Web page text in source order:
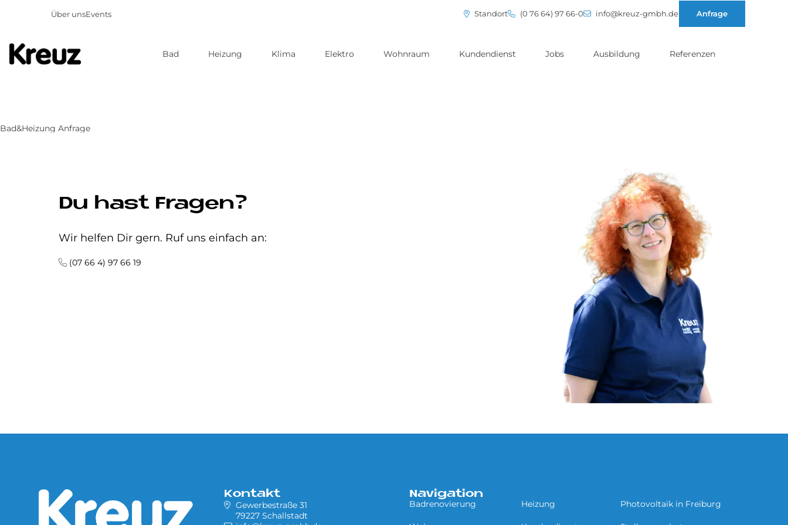
Über unsEvents Standort (0 76 64) 97 66-0 info@kreuz-gmbh.de Anfrage
Bad Heizung Klima Elektro Wohnraum Kundendienst Jobs Ausbildung Referenzen
Bad&Heizung Anfrage
Du hast Fragen?
Wir helfen Dir gern. Ruf uns einfach an:
(07 66 4) 97 66 19
Kontakt
Gewerbestraße 31
79227 Schallstadt
Navigation
Badrenovierung Heizung Photovoltaik in Freiburg